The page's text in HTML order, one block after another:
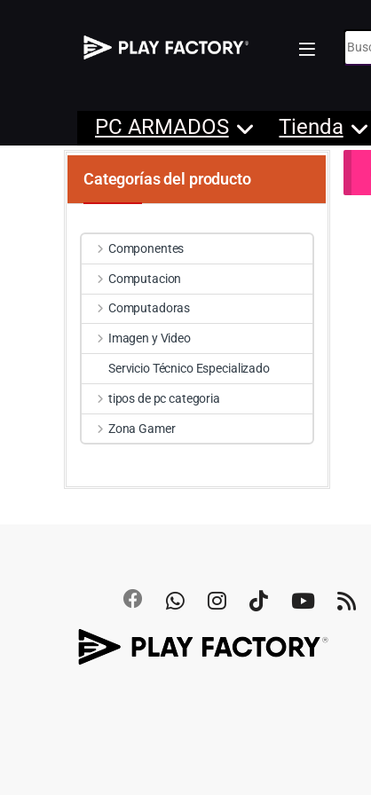
PC ARMADOS Tienda
Categorías del producto
Componentes
Computacion
Computadoras
Imagen y Video
Servicio Técnico Especializado
tipos de pc categoria
Zona Gamer